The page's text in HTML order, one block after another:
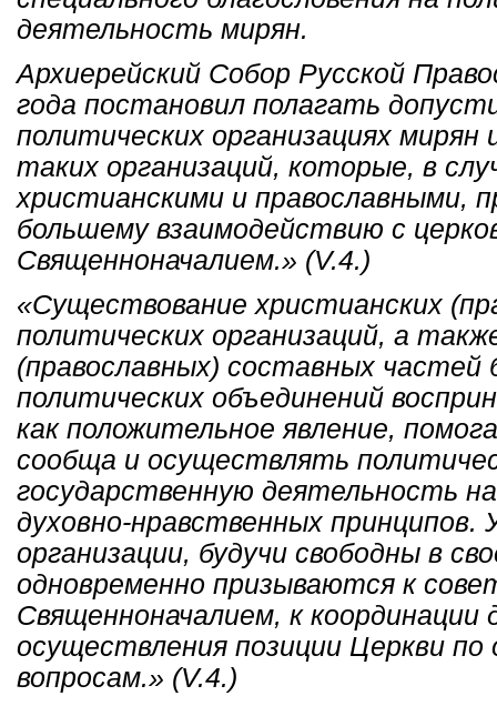
деятельность мирян.
Архиерейский Собор Русской
года постановил полагать
политических организациях мирян
таких организаций, которые, в
христианскими и православными,
большему взаимодействию с
Священноначалием.» (V.4.)
«Существование христианских
политических организаций, а
(православных) составных частей
политических объединений
как положительное явление,
сообща и осуществлять
государственную деятельность
духовно-нравственных
организации, будучи свободны в
одновременно призываются к
Священноначалием, к координации
осуществления позиции Церкви
вопросам.» (V.4.)